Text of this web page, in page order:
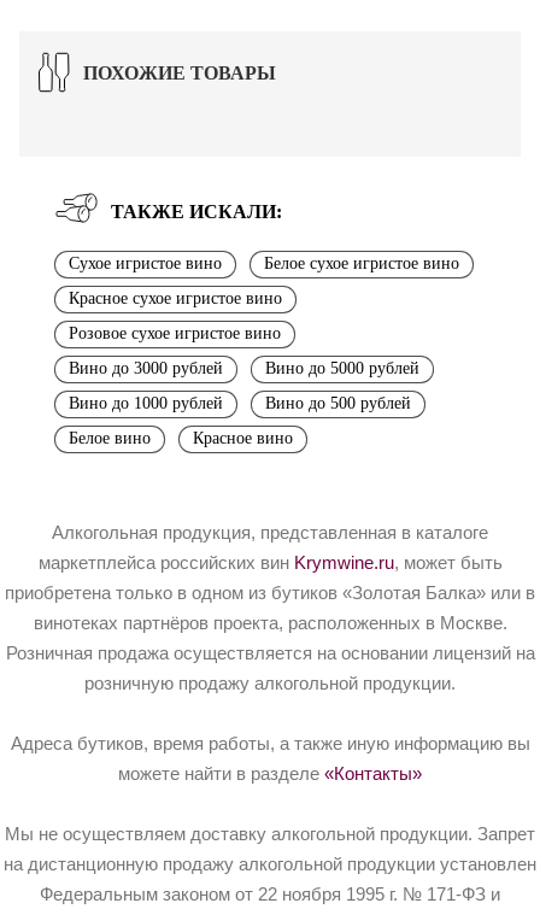
ПОХОЖИЕ ТОВАРЫ
ТАКЖЕ ИСКАЛИ:
Сухое игристое вино
Белое сухое игристое вино
Красное сухое игристое вино
Розовое сухое игристое вино
Вино до 3000 рублей
Вино до 5000 рублей
Вино до 1000 рублей
Вино до 500 рублей
Белое вино
Красное вино
Алкогольная продукция, представленная в каталоге
маркетплейса российских вин Krymwine.ru, может быть
приобретена только в одном из бутиков «Золотая Балка» или в
винотеках партнёров проекта, расположенных в Москве.
Розничная продажа осуществляется на основании лицензий на
розничную продажу алкогольной продукции.
Адреса бутиков, время работы, а также иную информацию вы
можете найти в разделе «Контакты»
Мы не осуществляем доставку алкогольной продукции. Запрет
на дистанционную продажу алкогольной продукции установлен
Федеральным законом от 22 ноября 1995 г. № 171-ФЗ и